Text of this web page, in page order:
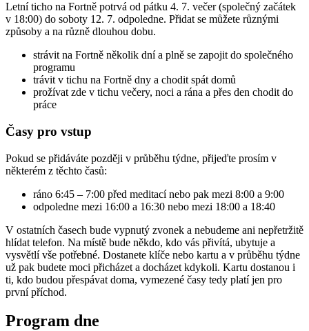
Letní ticho na Fortně potrvá od pátku 4. 7. večer (společný začátek
v 18:00) do soboty 12. 7. odpoledne. Přidat se můžete různými
způsoby a na různě dlouhou dobu.
strávit na Fortně několik dní a plně se zapojit do společného
programu
trávit v tichu na Fortně dny a chodit spát domů
prožívat zde v tichu večery, noci a rána a přes den chodit do
práce
Časy pro vstup
Pokud se přidáváte později v průběhu týdne, přijeďte prosím v
některém z těchto časů:
ráno 6:45 – 7:00 před meditací nebo pak mezi 8:00 a 9:00
odpoledne mezi 16:00 a 16:30 nebo mezi 18:00 a 18:40
V ostatních časech bude vypnutý zvonek a nebudeme ani nepřetržitě
hlídat telefon. Na místě bude někdo, kdo vás přivítá, ubytuje a
vysvětlí vše potřebné. Dostanete klíče nebo kartu a v průběhu týdne
už pak budete moci přicházet a docházet kdykoli. Kartu dostanou i
ti, kdo budou přespávat doma, vymezené časy tedy platí jen pro
první příchod.
Program dne